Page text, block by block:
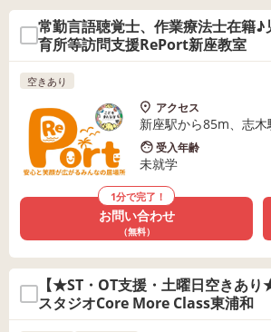
常勤言語聴覚士、作業療法士在籍♪
育所等訪問支援RePort新座教室
空きあり
アクセス
新座駅から85m、志
受入年齢
未就学
1分で完了！
お問い合わせ
（無料）
【★ST・OT支援・土曜日空きあ
スタジオCore More Class東浦和